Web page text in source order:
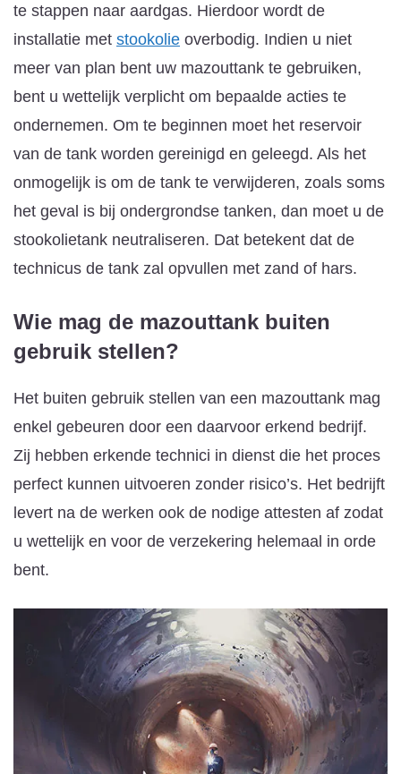
te stappen naar aardgas. Hierdoor wordt de
installatie met stookolie overbodig. Indien u niet
meer van plan bent uw mazouttank te gebruiken,
bent u wettelijk verplicht om bepaalde acties te
ondernemen. Om te beginnen moet het reservoir
van de tank worden gereinigd en geleegd. Als het
onmogelijk is om de tank te verwijderen, zoals soms
het geval is bij ondergrondse tanken, dan moet u de
stookolietank neutraliseren. Dat betekent dat de
technicus de tank zal opvullen met zand of hars.
Wie mag de mazouttank buiten
gebruik stellen?
Het buiten gebruik stellen van een mazouttank mag
enkel gebeuren door een daarvoor erkend bedrijf.
Zij hebben erkende technici in dienst die het proces
perfect kunnen uitvoeren zonder risico’s. Het bedrijft
levert na de werken ook de nodige attesten af zodat
u wettelijk en voor de verzekering helemaal in orde
bent.